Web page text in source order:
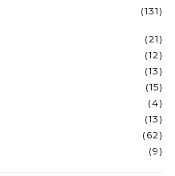
(131)
(21)
(12)
(13)
(15)
(4)
(13)
(62)
(9)